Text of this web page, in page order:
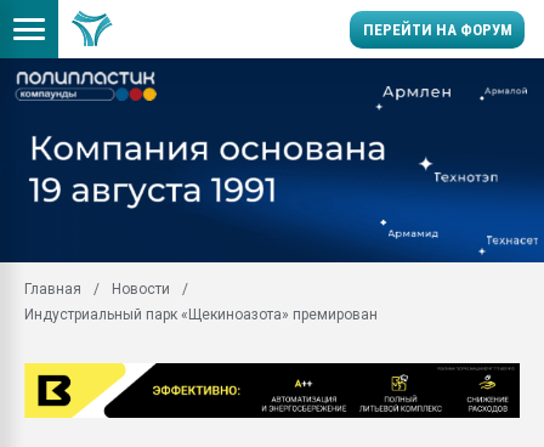
ПЕРЕЙТИ НА ФОРУМ
производство SPC
заводу пластмасс"
Подмосковье, Москва
28.07.2026
Главная
Новости
Индустриальный парк «Щекиноазота» премирован